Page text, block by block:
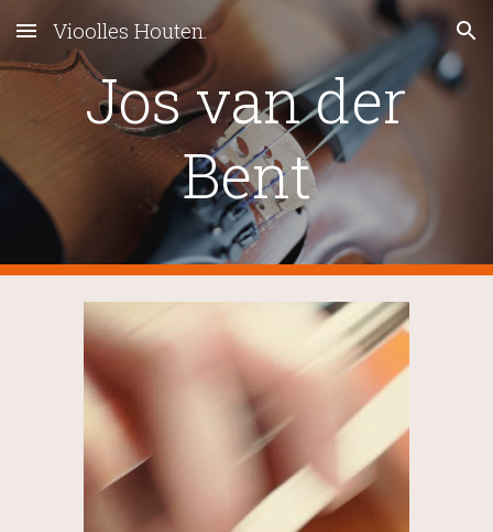
Skip to main content Skip to navigation
Vioolles Houten.
Jos van der
Bent